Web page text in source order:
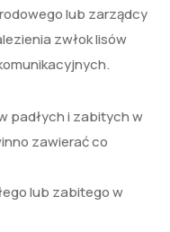
lub zarządcy
zwłok lisów
padłych i zabitych w
zawierać co
lub zabitego w